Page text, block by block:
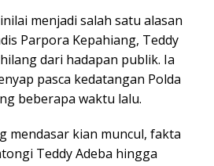
menjadi salah satu alasan
Parpora Kepahiang, Teddy
dari hadapan publik. Ia
pasca kedatangan Polda
beberapa waktu lalu.
mendasar kian muncul, fakta
Teddy Adeba hingga